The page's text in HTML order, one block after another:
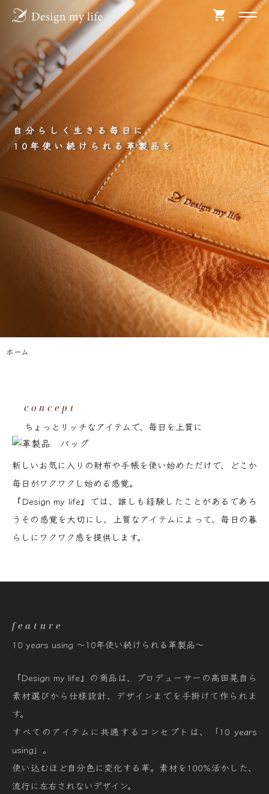
shopping_cart
自分らしく生きる毎日に
10年使い続けられる革製品を
ホーム
concept
ちょっとリッチなアイテムで、毎日を上質に
新しいお気に入りの財布や手帳を使い始めただけで、どこか
毎日がワクワクし始める感覚。
『Design my life』では、誰しも経験したことがあるであろ
うその感覚を大切にし、上質なアイテムによって、毎日の暮
らしにワクワク感を提供します。
feature
10 years using ～10年使い続けられる革製品～
『Design my life』の商品は、プロデューサーの高田晃自ら
素材選びから仕様設計、デザインまでを手掛けて作られま
す。
すべてのアイテムに共通するコンセプトは、「10 years
using」。
使い込むほど自分色に変化する革。素材を100%活かした、
流行に左右されないデザイン。